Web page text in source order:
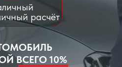
расчёт
ВСЕГО 10%